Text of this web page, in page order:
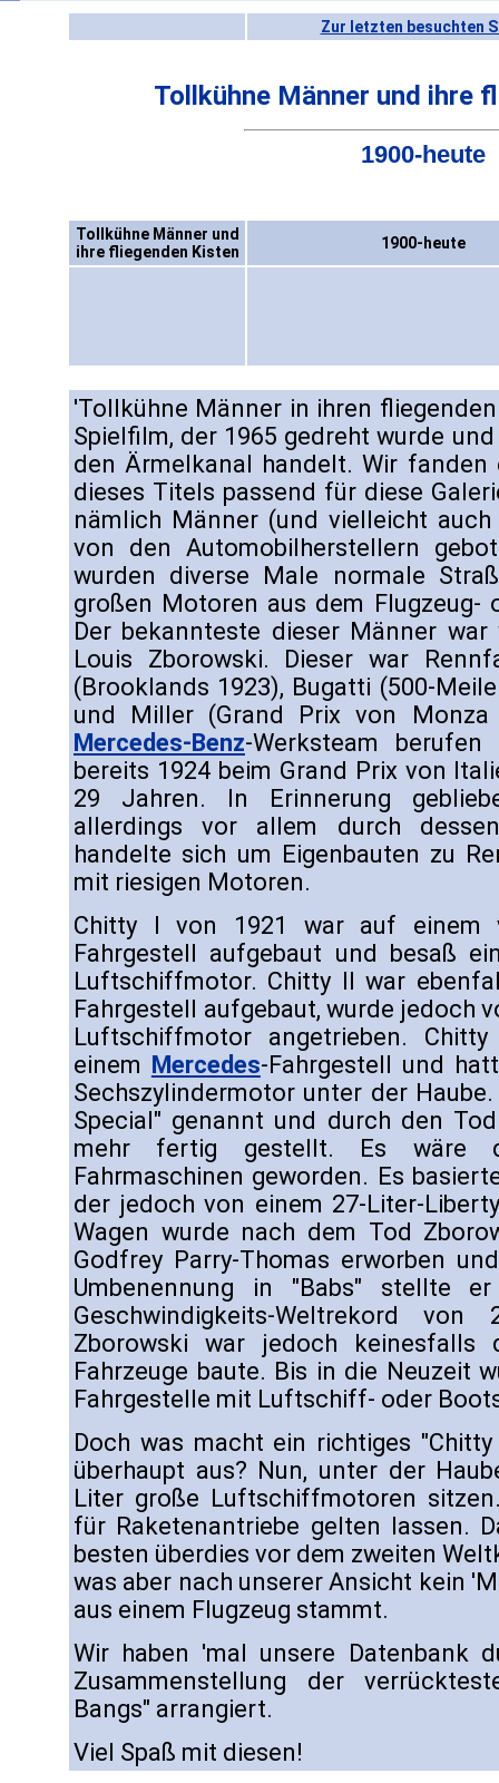
Zur letzten besuchten
Tollkühne Männer und ihre
1900-heute
Tollkühne Männer und
ihre fliegenden Kisten
1900-heute
'Tollkühne Männer in ihren
Spielfilm, der 1965 gedreht wurde
den Ärmelkanal handelt. Wir fanden
dieses Titels passend für diese
nämlich Männer (und vielleicht
von den Automobilherstellern
wurden diverse Male normale
großen Motoren aus dem Flugzeug-
Der bekannteste dieser Männer
Louis Zborowski. Dieser war
(Brooklands 1923), Bugatti (500-
und Miller (Grand Prix von
Mercedes-Benz-Werksteam
bereits 1924 beim Grand Prix von
29 Jahren. In Erinnerung
allerdings vor allem durch dessen
handelte sich um Eigenbauten zu
mit riesigen Motoren.
Chitty I von 1921 war auf einem
Fahrgestell aufgebaut und besaß
Luftschiffmotor. Chitty II war
Fahrgestell aufgebaut, wurde jedoch
Luftschiffmotor angetrieben.
einem Mercedes-Fahrgestell und
Sechszylindermotor unter der
Special" genannt und durch den
mehr fertig gestellt. Es wäre
Fahrmaschinen geworden. Es
der jedoch von einem 27-Liter-
Wagen wurde nach dem Tod
Godfrey Parry-Thomas erworben
Umbenennung in "Babs" stellte
Geschwindigkeits-Weltrekord
Zborowski war jedoch keinesfalls
Fahrzeuge baute. Bis in die Neuzeit
Fahrgestelle mit Luftschiff- oder
Doch was macht ein richtiges
überhaupt aus? Nun, unter der
Liter große Luftschiffmotoren
für Raketenantriebe gelten lassen.
besten überdies vor dem zweiten
was aber nach unserer Ansicht kein
aus einem Flugzeug stammt.
Wir haben 'mal unsere Datenbank
Zusammenstellung der
Bangs" arrangiert.
Viel Spaß mit diesen!